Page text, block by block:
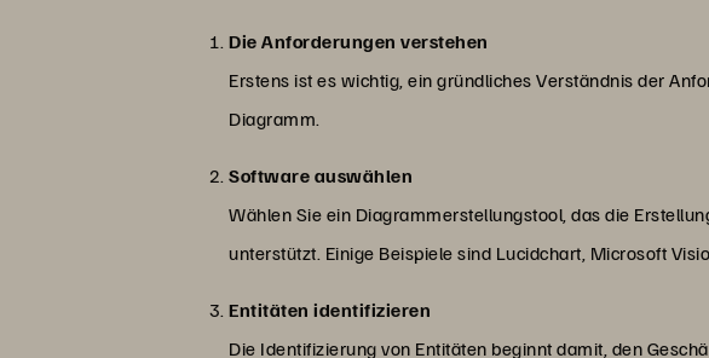
Die Anforderungen verstehen
Erstens ist es wichtig, ein gründliches Verständnis der
Diagramm.
Software auswählen
Wählen Sie ein Diagrammerstellungstool, das die
unterstützt. Einige Beispiele sind Lucidchart, Microsoft
Entitäten identifizieren
Die Identifizierung von Entitäten beginnt damit, den